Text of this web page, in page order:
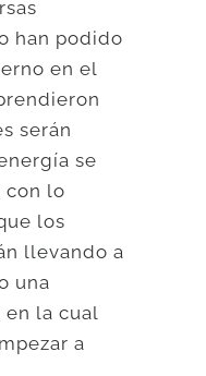
han podido
en el
serán
se
con lo
los
llevando a
una
la cual
a